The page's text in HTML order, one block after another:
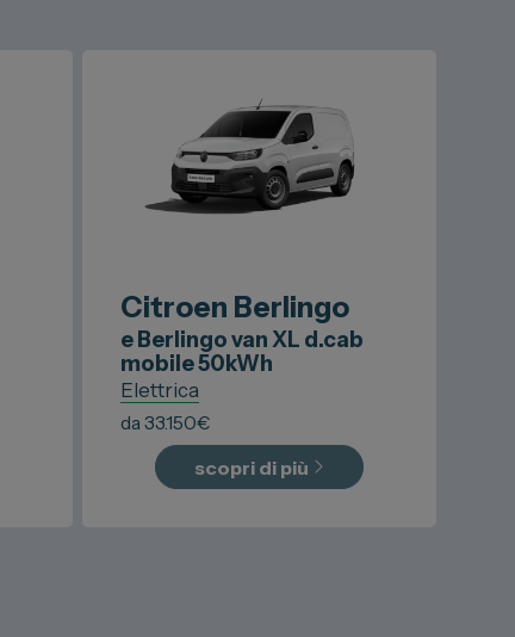
Citroen Berlingo
e Berlingo van XL d.cab
mobile 50kWh
Elettrica
da 33.150€
scopri di più